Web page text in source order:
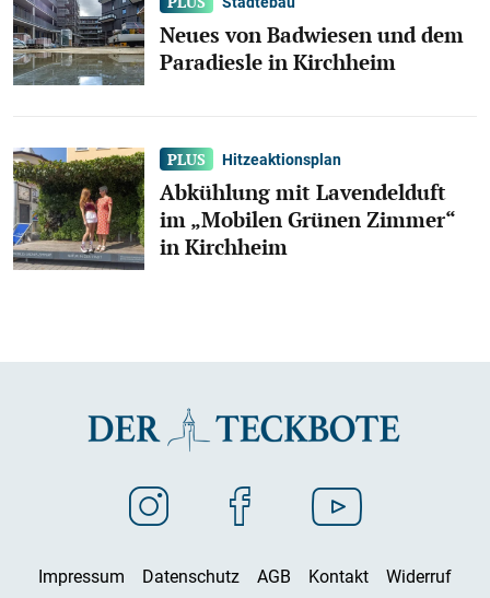
Neues von Badwiesen und dem
Paradiesle in Kirchheim
Hitzeaktionsplan
Abkühlung mit Lavendelduft
im „Mobilen Grünen Zimmer“
in Kirchheim
Impressum Datenschutz AGB Kontakt
Widerruf